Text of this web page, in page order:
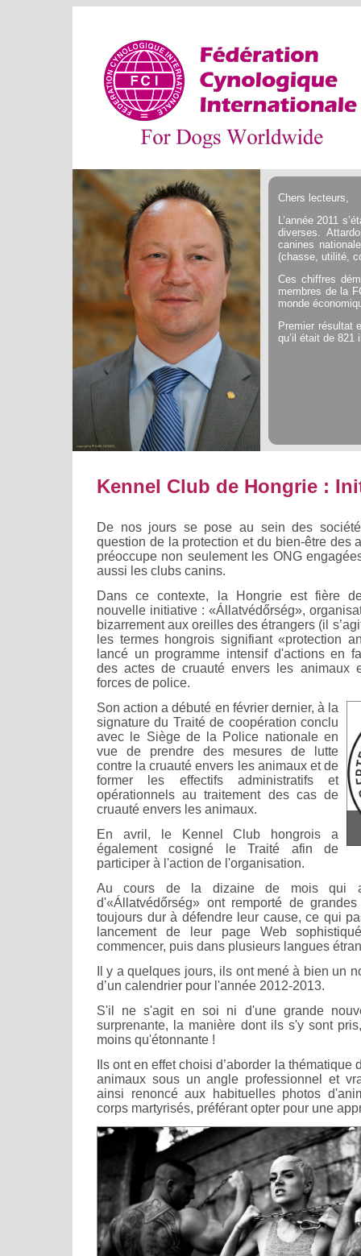
Chers lecteurs,
L’année 2011
diverses.
canines
(chasse, utilité,
Ces chiffres
membres de la
monde
Premier résultat
qu’il était de 821
Kennel Club de Hongrie :
De nos jours se pose au sein des
question de la protection et du bien-être des
préoccupe non seulement les ONG
aussi les clubs canins.
Dans ce contexte, la Hongrie est fière
nouvelle initiative : «Állatvédőrség»,
bizarrement aux oreilles des étrangers (il
les termes hongrois signifiant «protection
lancé un programme intensif d'actions en
des actes de cruauté envers les animaux
forces de police.
Son action a débuté en février dernier, à la
signature du Traité de coopération conclu
avec le Siège de la Police nationale en
vue de prendre des mesures de lutte
contre la cruauté envers les animaux et de
former les effectifs administratifs et
opérationnels au traitement des cas de
cruauté envers les animaux.
En avril, le Kennel Club hongrois a
également cosigné le Traité afin de
participer à l'action de l'organisation.
Au cours de la dizaine de mois qui
d'«Állatvédőrség» ont remporté de
toujours dur à défendre leur cause, ce qui
lancement de leur page Web
commencer, puis dans plusieurs langues
Il y a quelques jours, ils ont mené à bien un
d’un calendrier pour l'année 2012-2013.
S'il ne s'agit en soi ni d'une grande
surprenante, la manière dont ils s'y sont
moins qu'étonnante !
Ils ont en effet choisi d’aborder la thématique
animaux sous un angle professionnel et
ainsi renoncé aux habituelles photos
corps martyrisés, préférant opter pour une